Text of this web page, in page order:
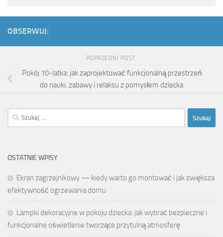
OBSERWUJ:
POPRZEDNI POST
Pokój 10-latka: jak zaprojektować funkcjonalną przestrzeń
do nauki, zabawy i relaksu z pomysłem dziecka
Szukaj:
OSTATNIE WPISY
Ekran zagrzejnikowy — kiedy warto go montować i jak zwiększa
efektywność ogrzewania domu
Lampki dekoracyjne w pokoju dziecka: jak wybrać bezpieczne i
funkcjonalne oświetlenie tworzące przytulną atmosferę